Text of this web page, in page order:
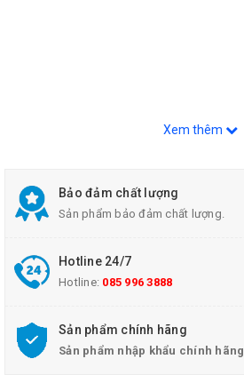
Xem thêm
Bảo đảm chất lượng
Sản phẩm bảo đảm chất lượng.
Hotline 24/7
Hotline: 085 996 3888
Sản phẩm chính hãng
Sản phẩm nhập khẩu chính hãng